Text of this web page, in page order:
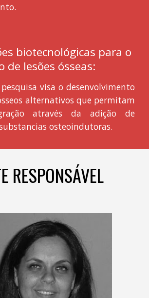
biotecnológicas para o
lesões ósseas:
visa o desenvolvimento
alternativos que permitam
através da adição de
osteoindutoras.
RESPONSÁVEL